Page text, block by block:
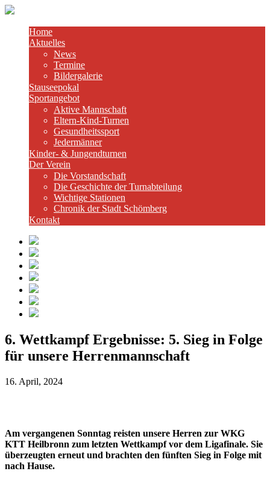
Home
Aktuelles
News
Termine
Bildergalerie
Stauseepokal
Sportangebot
Aktive Mannschaft
Eltern-Kind-Turnen
Gesundheitssport
Jedermänner
Kinder- & Jungendturnen
Der Verein
Die Vorstandschaft
Die Geschichte der Turnabteilung
Wichtige Stationen
Chronik der Stadt Schömberg
Kontakt
6. Wettkampf Ergebnisse: 5. Sieg in Folge
für unsere Herrenmannschaft
16. April, 2024
Am vergangenen Sonntag reisten unsere Herren zur WKG
KTT Heilbronn zum letzten Wettkampf vor dem Ligafinale. Sie
überzeugten erneut und brachten den fünften Sieg in Folge mit
nach Hause.